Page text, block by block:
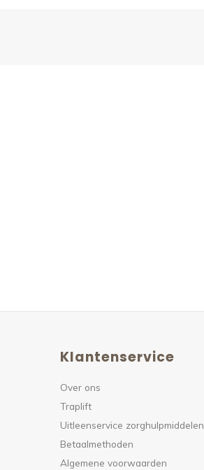
Klantenservice
Over ons
Traplift
Uitleenservice zorghulpmiddelen
Betaalmethoden
Algemene voorwaarden